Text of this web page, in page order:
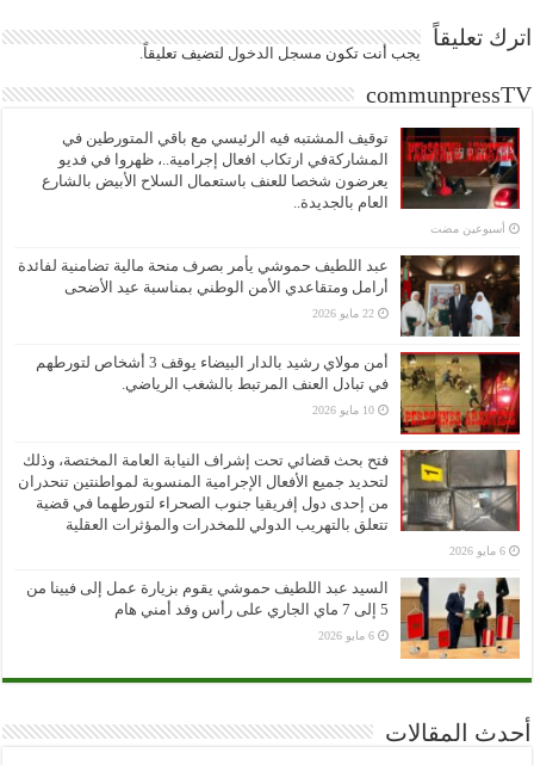
اترك تعليقاً
يجب أنت تكون مسجل الدخول لتضيف تعليقاً.
communpressTV
توقيف المشتبه فيه الرئيسي مع باقي المتورطين في
المشاركةفي ارتكاب افعال إجرامية..، ظهروا في فديو
يعرضون شخصا للعنف باستعمال السلاح الأبيض بالشارع
العام بالجديدة..
‏أسبوعين مضت
عبد اللطيف حموشي يأمر بصرف منحة مالية تضامنية لفائدة
أرامل ومتقاعدي الأمن الوطني بمناسبة عيد الأضحى
22 مايو 2026
أمن مولاي رشيد بالدار البيضاء يوقف 3 أشخاص لتورطهم
في تبادل العنف المرتبط بالشغب الرياضي.
10 مايو 2026
فتح بحث قضائي تحت إشراف النيابة العامة المختصة، وذلك
لتحديد جميع الأفعال الإجرامية المنسوبة لمواطنتين تنحدران
من إحدى دول إفريقيا جنوب الصحراء لتورطهما في قضية
تتعلق بالتهريب الدولي للمخدرات والمؤثرات العقلية
6 مايو 2026
السيد عبد اللطيف حموشي يقوم بزيارة عمل إلى فيينا من
5 إلى 7 ماي الجاري على رأس وفد أمني هام
6 مايو 2026
أحدث المقالات